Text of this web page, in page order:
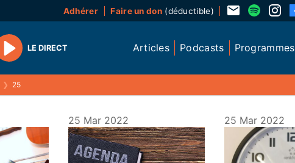
Adhérer Faire un don(déductible)
Play
LE DIRECT Articles Podcasts Programmes
❯ 25
25 Mar 2022 25 Mar 2022